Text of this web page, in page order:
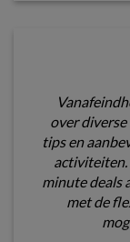
over diverse
tips en
activiteiten.
minute deals
met de